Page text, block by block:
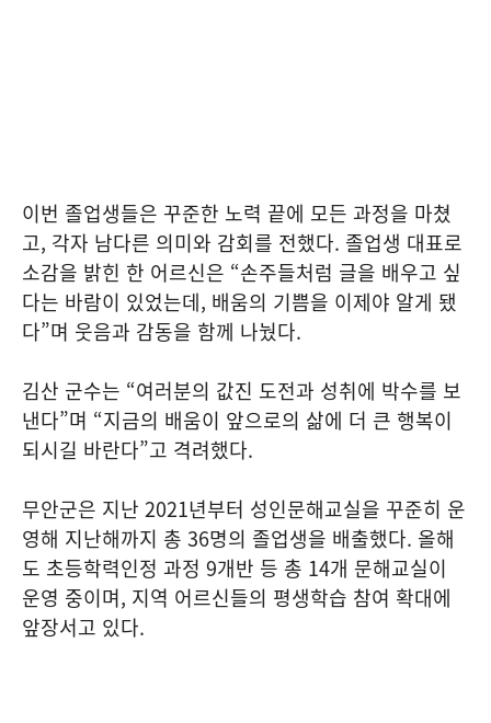
이번 졸업생들은 꾸준한 노력 끝에 모든 과정을 마쳤
고, 각자 남다른 의미와 감회를 전했다. 졸업생 대표로
소감을 밝힌 한 어르신은 “손주들처럼 글을 배우고 싶
다는 바람이 있었는데, 배움의 기쁨을 이제야 알게 됐
다”며 웃음과 감동을 함께 나눴다.
김산 군수는 “여러분의 값진 도전과 성취에 박수를 보
낸다”며 “지금의 배움이 앞으로의 삶에 더 큰 행복이
되시길 바란다”고 격려했다.
무안군은 지난 2021년부터 성인문해교실을 꾸준히 운
영해 지난해까지 총 36명의 졸업생을 배출했다. 올해
도 초등학력인정 과정 9개반 등 총 14개 문해교실이
운영 중이며, 지역 어르신들의 평생학습 참여 확대에
앞장서고 있다.